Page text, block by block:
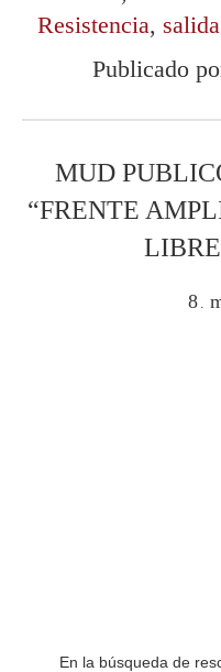
Resistencia,
Publicado
MUD
“FRENTE
8
En la búsqueda de